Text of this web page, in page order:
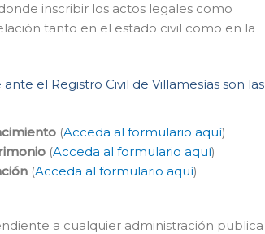
inscribir los actos legales como
tanto en el estado civil como en la
el Registro Civil de Villamesías son las
(Acceda al formulario aquí)
(Acceda al formulario aquí)
(Acceda al formulario aquí)
a cualquier administración publica